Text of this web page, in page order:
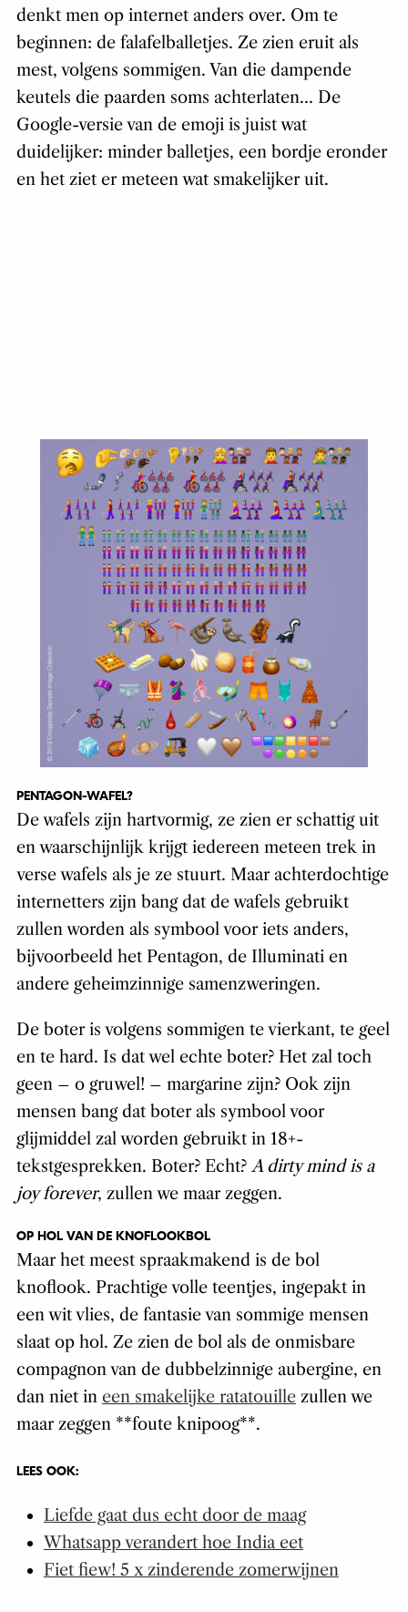
denkt men op internet anders over. Om te
beginnen: de falafelballetjes. Ze zien eruit als
mest, volgens sommigen. Van die dampende
keutels die paarden soms achterlaten… De
Google-versie van de emoji is juist wat
duidelijker: minder balletjes, een bordje eronder
en het ziet er meteen wat smakelijker uit.
PENTAGON-WAFEL?
De wafels zijn hartvormig, ze zien er schattig uit
en waarschijnlijk krijgt iedereen meteen trek in
verse wafels als je ze stuurt. Maar achterdochtige
internetters zijn bang dat de wafels gebruikt
zullen worden als symbool voor iets anders,
bijvoorbeeld het Pentagon, de Illuminati en
andere geheimzinnige samenzweringen.
De boter is volgens sommigen te vierkant, te geel
en te hard. Is dat wel echte boter? Het zal toch
geen – o gruwel! – margarine zijn? Ook zijn
mensen bang dat boter als symbool voor
glijmiddel zal worden gebruikt in 18+-
tekstgesprekken. Boter? Echt?A dirty mind is a
joy forever, zullen we maar zeggen.
OP HOL VAN DE KNOFLOOKBOL
Maar het meest spraakmakend is de bol
knoflook. Prachtige volle teentjes, ingepakt in
een wit vlies, de fantasie van sommige mensen
slaat op hol. Ze zien de bol als de onmisbare
compagnon van de dubbelzinnige aubergine, en
dan niet in een smakelijke ratatouillezullen we
maar zeggen **foute knipoog**.
LEES OOK:
Liefde gaat dus echt door de maag
Whatsapp verandert hoe India eet
Fiet fiew! 5 x zinderende zomerwijnen